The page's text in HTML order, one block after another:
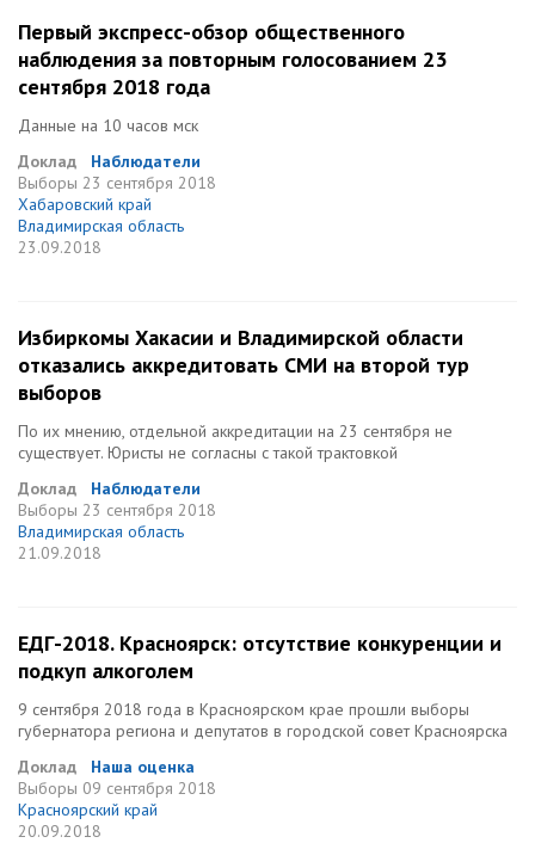
Первый экспресс-обзор общественного
наблюдения за повторным голосованием 23
сентября 2018 года
Данные на 10 часов мск
Доклад
Наблюдатели
Выборы 23 сентября 2018
Хабаровский край
Владимирская область
23.09.2018
Избиркомы Хакасии и Владимирской области
отказались аккредитовать СМИ на второй тур
выборов
По их мнению, отдельной аккредитации на 23 сентября не
существует. Юристы не согласны с такой трактовкой
Доклад
Наблюдатели
Выборы 23 сентября 2018
Владимирская область
21.09.2018
ЕДГ-2018. Красноярск: отсутствие конкуренции и
подкуп алкоголем
9 сентября 2018 года в Красноярском крае прошли выборы
губернатора региона и депутатов в городской совет Красноярска
Доклад
Наша оценка
Выборы 09 сентября 2018
Красноярский край
20.09.2018